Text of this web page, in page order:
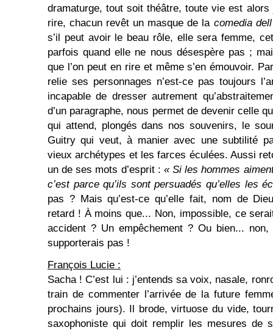
dramaturge, tout soit théâtre, toute vie est alors
rire, chacun revêt un masque de la comedia
s’il peut avoir le beau rôle, elle sera femme,
parfois quand elle ne nous désespère pas ;
que l’on peut en rire et même s’en émouvoir.
relie ses personnages n’est-ce pas toujours
incapable de dresser autrement
d’un paragraphe, nous permet de devenir celle
qui attend, plongés dans nos souvenirs, le
Guitry qui veut, à manier avec une subtilité
vieux archétypes et les farces éculées. Aussi
un de ses mots d’esprit : « Si les hommes
c’est parce qu’ils sont persuadés qu’elles les
pas ? Mais qu’est-ce qu’elle fait, nom de
retard ! À moins que... Non, impossible, ce
accident ? Un empêchement ? Ou bien...
supporterais pas !
François Lucie :
Sacha ! C’est lui : j’entends sa voix, nasale,
train de commenter l’arrivée de la future
prochains jours). Il brode, virtuose du vide,
saxophoniste qui doit remplir les mesures de